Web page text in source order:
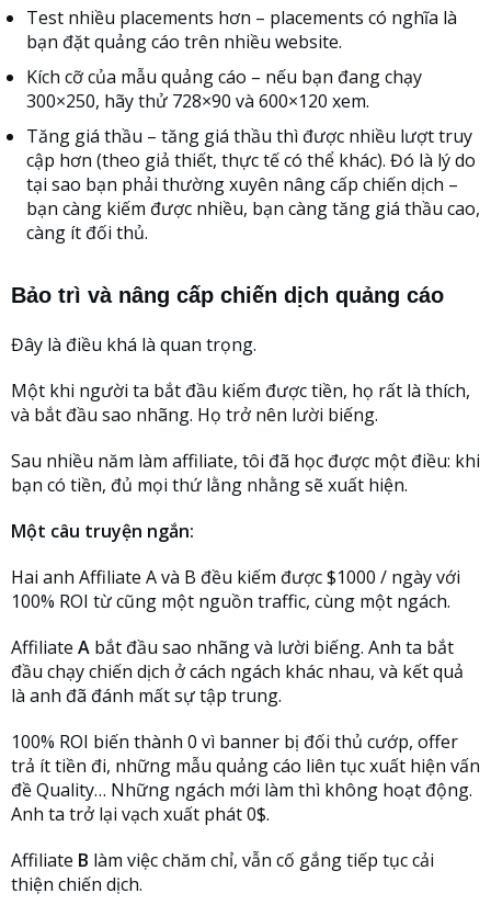
Test nhiều placements hơn – placements có nghĩa là
bạn đặt quảng cáo trên nhiều website.
Kích cỡ của mẫu quảng cáo – nếu bạn đang chạy
300×250, hãy thử 728×90 và 600×120 xem.
Tăng giá thầu – tăng giá thầu thì được nhiều lượt truy
cập hơn (theo giả thiết, thực tế có thể khác). Đó là lý do
tại sao bạn phải thường xuyên nâng cấp chiến dịch –
bạn càng kiếm được nhiều, bạn càng tăng giá thầu cao,
càng ít đối thủ.
Bảo trì và nâng cấp chiến dịch quảng cáo
Đây là điều khá là quan trọng.
Một khi người ta bắt đầu kiếm được tiền, họ rất là thích,
và bắt đầu sao nhãng. Họ trở nên lười biếng.
Sau nhiều năm làm affiliate, tôi đã học được một điều: khi
bạn có tiền, đủ mọi thứ lằng nhằng sẽ xuất hiện.
Một câu truyện ngắn:
Hai anh Affiliate A và B đều kiếm được $1000 / ngày với
100% ROI từ cũng một nguồn traffic, cùng một ngách.
Affiliate A bắt đầu sao nhãng và lười biếng. Anh ta bắt
đầu chạy chiến dịch ở cách ngách khác nhau, và kết quả
là anh đã đánh mất sự tập trung.
100% ROI biến thành 0 vì banner bị đối thủ cướp, offer
trả ít tiền đi, những mẫu quảng cáo liên tục xuất hiện vấn
đề Quality… Những ngách mới làm thì không hoạt động.
Anh ta trở lại vạch xuất phát 0$.
Affiliate B làm việc chăm chỉ, vẫn cố gắng tiếp tục cải
thiện chiến dịch.